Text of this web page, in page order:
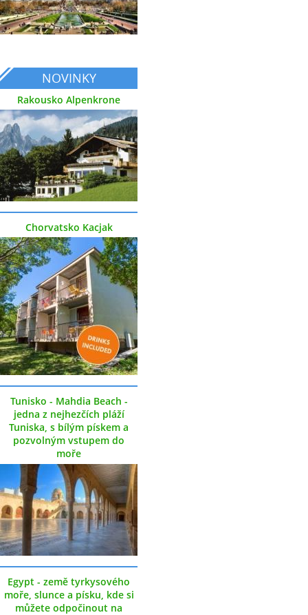
NOVINKY
Rakousko Alpenkrone
Chorvatsko Kacjak
Tunisko - Mahdia Beach -
jedna z nejhezčích pláží
Tuniska, s bílým pískem a
pozvolným vstupem do
moře
Egypt - země tyrkysového
moře, slunce a písku, kde si
můžete odpočinout na